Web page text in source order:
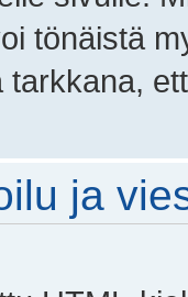
tönäistä
ja